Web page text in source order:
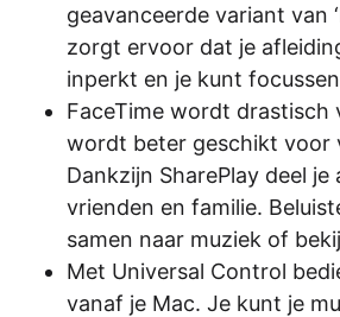
geavanceerde variant van
zorgt ervoor dat je
inperkt en je kunt
FaceTime wordt drastisch
wordt beter geschikt voor
Dankzijn SharePlay deel je
vrienden en familie.
samen naar muziek of
Met Universal Control
vanaf je Mac. Je kunt je